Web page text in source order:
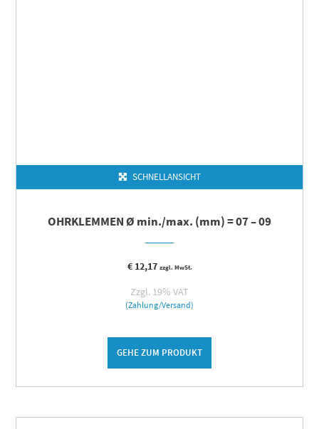
SCHNELLANSICHT
OHRKLEMMEN Ø min./max. (mm) = 07 – 09
€12,17 zzgl. MwSt.
Zzgl. 19% VAT
(Zahlung/Versand)
GEHE ZUM PRODUKT